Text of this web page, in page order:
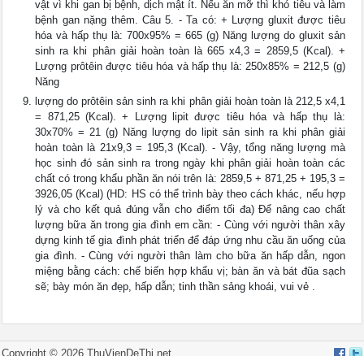
vật vì khi gan bị bệnh, dịch mật ít. Nếu ăn mỡ thì khó tiêu và làm
bệnh gan nặng thêm. Câu 5. - Ta có: + Lượng gluxit được tiêu
hóa và hấp thụ là: 700x95% = 665 (g) Năng lượng do gluxit sản
sinh ra khi phân giải hoàn toàn là 665 x4,3 = 2859,5 (Kcal). +
Lượng prôtêin được tiêu hóa và hấp thụ là: 250x85% = 212,5 (g)
Năng
lượng do prôtêin sản sinh ra khi phân giải hoàn toàn là 212,5 x4,1
= 871,25 (Kcal). + Lượng lipit được tiêu hóa và hấp thụ là:
30x70% = 21 (g) Năng lượng do lipit sản sinh ra khi phân giải
hoàn toàn là 21x9,3 = 195,3 (Kcal). - Vậy, tổng năng lượng mà
học sinh đó sản sinh ra trong ngày khi phân giải hoàn toàn các
chất có trong khẩu phần ăn nói trên là: 2859,5 + 871,25 + 195,3 =
3926,05 (Kcal) (HD: HS có thể trình bày theo cách khác, nếu hợp
lý và cho kết quả đúng vẫn cho điểm tối đa) Để nâng cao chất
lượng bữa ăn trong gia đình em cần: - Cùng với người thân xây
dựng kinh tế gia đình phát triển để đáp ứng nhu cầu ăn uống của
gia đình. - Cùng với người thân làm cho bữa ăn hấp dẫn, ngon
miệng bằng cách: chế biến hợp khẩu vị; bàn ăn và bát đũa sạch
sẽ; bày món ăn đẹp, hấp dẫn; tinh thần sảng khoái, vui vẻ .
Copyright © 2026 ThuVienDeThi.net